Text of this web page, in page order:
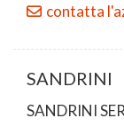
contatta
SANDRINI
SANDRINI